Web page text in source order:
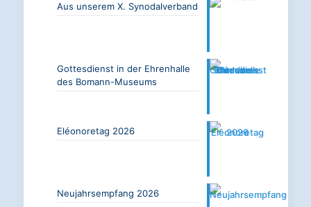
Aus unserem X. Synodalverband
Gottesdienst in der Ehrenhalle
des Bomann-Museums
Eléonoretag 2026
Neujahrsempfang 2026